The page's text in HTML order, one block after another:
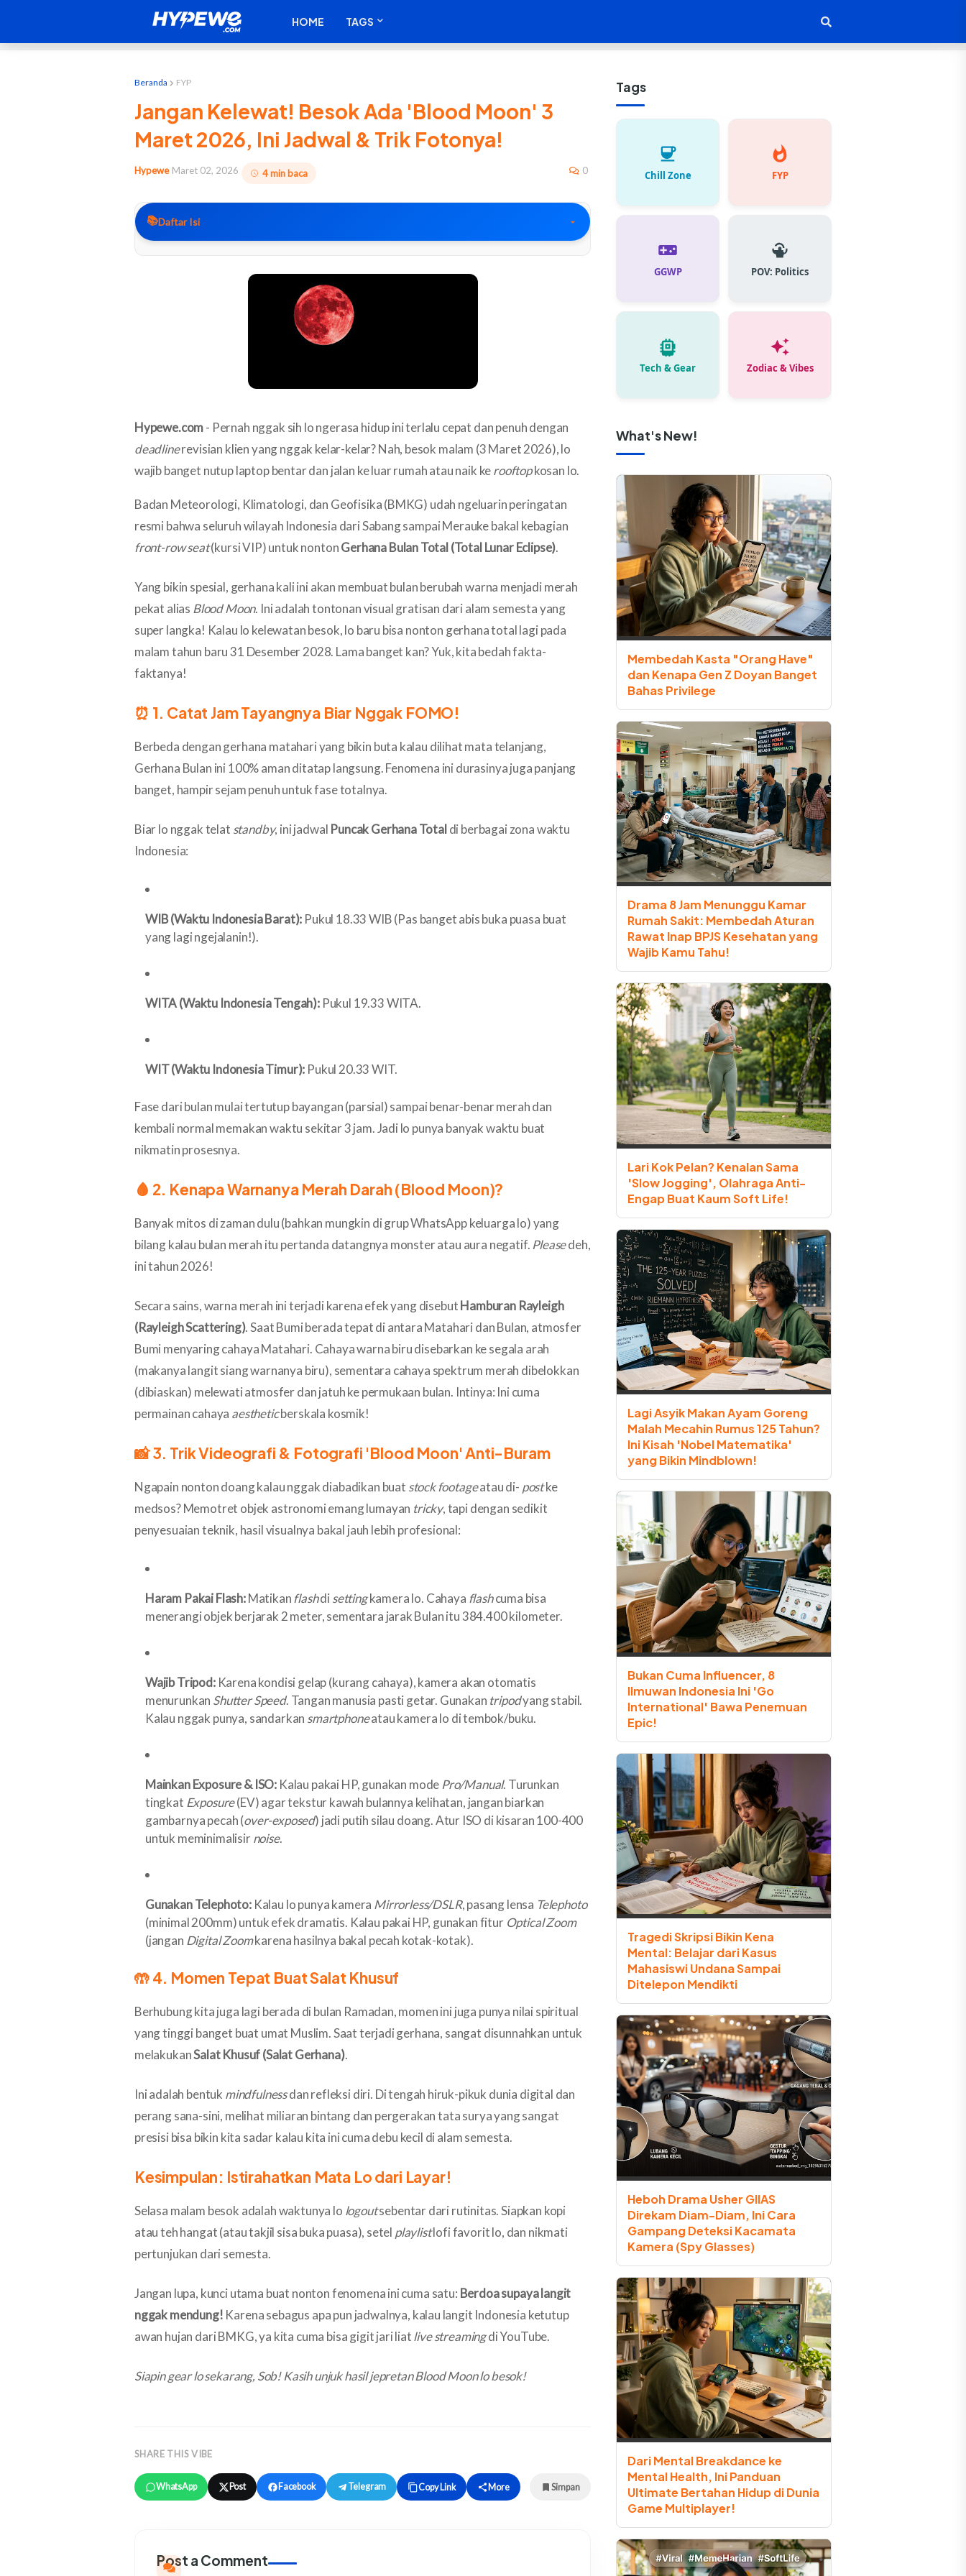
HOME TAGS
Beranda FYP
Jangan Kelewat! Besok Ada 'Blood Moon' 3
Maret 2026, Ini Jadwal & Trik Fotonya!
Hypewe Maret 02, 2026 0
4 min baca
📚Daftar Isi
🩸 2. Kenapa Warnanya Merah Darah (Blood Moon)?
📸 3. Trik Videografi & Fotografi 'Blood Moon' Anti-Buram
Kesimpulan: Istirahatkan Mata Lo dari Layar!
Hypewe.com- Pernah nggak sih lo ngerasa hidup ini terlalu cepat dan penuh dengan
deadlinerevisian klien yang nggak kelar-kelar? Nah, besok malam (3 Maret 2026), lo
wajib banget nutup laptop bentar dan jalan ke luar rumah atau naik kerooftopkosan lo.
Badan Meteorologi, Klimatologi, dan Geofisika (BMKG) udah ngeluarin peringatan
resmi bahwa seluruh wilayah Indonesia dari Sabang sampai Merauke bakal kebagian
front-row seat(kursi VIP) untuk nontonGerhana Bulan Total (Total Lunar Eclipse).
Yang bikin spesial, gerhana kali ini akan membuat bulan berubah warna menjadi merah
pekat alias Blood Moon. Ini adalah tontonan visual gratisan dari alam semesta yang
super langka! Kalau lo kelewatan besok, lo baru bisa nonton gerhana total lagi pada
malam tahun baru 31 Desember 2028. Lama banget kan? Yuk, kita bedah fakta-
faktanya!
⏰ 1. Catat Jam Tayangnya Biar Nggak FOMO!
Berbeda dengan gerhana matahari yang bikin buta kalau dilihat mata telanjang,
Gerhana Bulan ini 100% aman ditatap langsung. Fenomena ini durasinya juga panjang
banget, hampir sejam penuh untuk fase totalnya.
Biar lo nggak telat standby, ini jadwal Puncak Gerhana Total di berbagai zona waktu
Indonesia:
WIB (Waktu Indonesia Barat): Pukul 18.33 WIB (Pas banget abis buka puasa buat
yang lagi ngejalanin!).
WITA (Waktu Indonesia Tengah):Pukul 19.33 WITA.
WIT (Waktu Indonesia Timur): Pukul 20.33 WIT.
Fase dari bulan mulai tertutup bayangan (parsial) sampai benar-benar merah dan
kembali normal memakan waktu sekitar 3 jam. Jadi lo punya banyak waktu buat
nikmatin prosesnya.
🩸 2. Kenapa Warnanya Merah Darah (Blood Moon)?
Banyak mitos di zaman dulu (bahkan mungkin di grup WhatsApp keluarga lo) yang
bilang kalau bulan merah itu pertanda datangnya monster atau aura negatif. Pleasedeh,
ini tahun 2026!
Secara sains, warna merah ini terjadi karena efek yang disebutHamburan Rayleigh
(Rayleigh Scattering). Saat Bumi berada tepat di antara Matahari dan Bulan, atmosfer
Bumi menyaring cahaya Matahari. Cahaya warna biru disebarkan ke segala arah
(makanya langit siang warnanya biru), sementara cahaya spektrum merah dibelokkan
(dibiaskan) melewati atmosfer dan jatuh ke permukaan bulan. Intinya: Ini cuma
permainan cahaya aestheticberskala kosmik!
📸 3. Trik Videografi & Fotografi 'Blood Moon' Anti-Buram
Ngapain nonton doang kalau nggak diabadikan buat stock footageatau di- postke
medsos? Memotret objek astronomi emang lumayan tricky, tapi dengan sedikit
penyesuaian teknik, hasil visualnya bakal jauh lebih profesional:
Haram Pakai Flash:Matikan flashdi settingkamera lo. Cahaya flashcuma bisa
menerangi objek berjarak 2 meter, sementara jarak Bulan itu 384.400 kilometer.
Wajib Tripod:Karena kondisi gelap (kurang cahaya), kamera akan otomatis
menurunkan Shutter Speed. Tangan manusia pasti getar. Gunakan tripodyang stabil.
Kalau nggak punya, sandarkan smartphoneatau kamera lo di tembok/buku.
Mainkan Exposure & ISO: Kalau pakai HP, gunakan mode Pro/Manual. Turunkan
tingkat Exposure(EV) agar tekstur kawah bulannya kelihatan, jangan biarkan
gambarnya pecah (over-exposed) jadi putih silau doang. Atur ISO di kisaran 100-400
untuk meminimalisirnoise.
Gunakan Telephoto:Kalau lo punya kamera Mirrorless/DSLR, pasang lensa Telephoto
(minimal 200mm) untuk efek dramatis. Kalau pakai HP, gunakan fitur Optical Zoom
(jangan Digital Zoomkarena hasilnya bakal pecah kotak-kotak).
🤲 4. Momen Tepat Buat Salat Khusuf
Berhubung kita juga lagi berada di bulan Ramadan, momen ini juga punya nilai spiritual
yang tinggi banget buat umat Muslim. Saat terjadi gerhana, sangat disunnahkan untuk
melakukanSalat Khusuf (Salat Gerhana).
Ini adalah bentuk mindfulnessdan refleksi diri. Di tengah hiruk-pikuk dunia digital dan
perang sana-sini, melihat miliaran bintang dan pergerakan tata surya yang sangat
presisi bisa bikin kita sadar kalau kita ini cuma debu kecil di alam semesta.
Kesimpulan: Istirahatkan Mata Lo dari Layar!
Selasa malam besok adalah waktunya lo logoutsebentar dari rutinitas. Siapkan kopi
atau teh hangat (atau takjil sisa buka puasa), setel playlistlofi favorit lo, dan nikmati
pertunjukan dari semesta.
Jangan lupa, kunci utama buat nonton fenomena ini cuma satu: Berdoa supaya langit
nggak mendung! Karena sebagus apa pun jadwalnya, kalau langit Indonesia ketutup
awan hujan dari BMKG, ya kita cuma bisa gigit jari liatlive streamingdi YouTube.
Siapingearlo sekarang, Sob! Kasih unjuk hasil jepretanBlood Moonlo besok!
SHARE THIS VIBE
WhatsApp Post Facebook Telegram Copy Link More Simpan
Post a Comment
Tags
Chill Zone FYP
GGWP POV: Politics
Tech & Gear Zodiac & Vibes
What's New!
Membedah Kasta "Orang Have"
dan Kenapa Gen Z Doyan Banget
Bahas Privilege
Drama 8 Jam Menunggu Kamar
Rumah Sakit: Membedah Aturan
Rawat Inap BPJS Kesehatan yang
Wajib Kamu Tahu!
Lari Kok Pelan? Kenalan Sama
'Slow Jogging', Olahraga Anti-
Engap Buat Kaum Soft Life!
Lagi Asyik Makan Ayam Goreng
Malah Mecahin Rumus 125 Tahun?
Ini Kisah 'Nobel Matematika'
yang Bikin Mindblown!
Bukan Cuma Influencer, 8
Ilmuwan Indonesia Ini 'Go
International' Bawa Penemuan
Epic!
Tragedi Skripsi Bikin Kena
Mental: Belajar dari Kasus
Mahasiswi Undana Sampai
Ditelepon Mendikti
Heboh Drama Usher GIIAS
Direkam Diam-Diam, Ini Cara
Gampang Deteksi Kacamata
Kamera (Spy Glasses)
Dari Mental Breakdance ke
Mental Health, Ini Panduan
Ultimate Bertahan Hidup di Dunia
Game Multiplayer!